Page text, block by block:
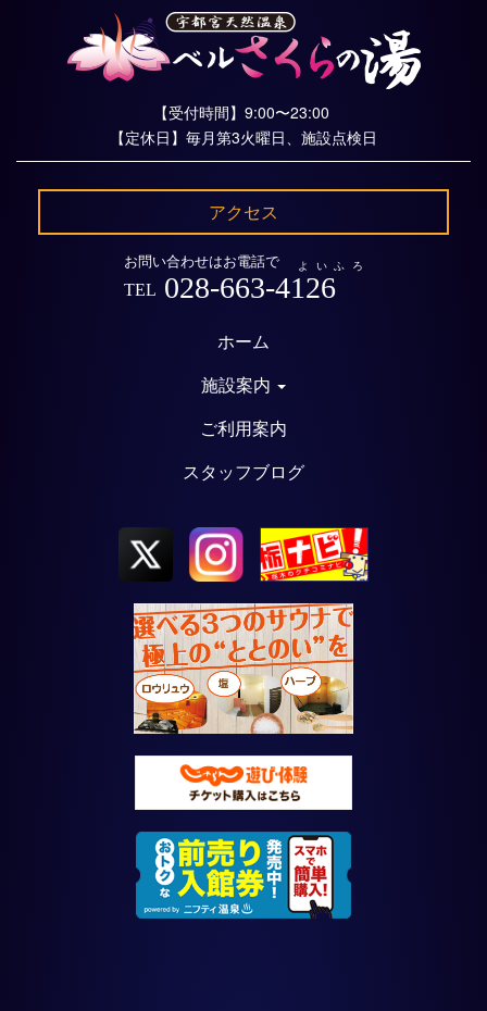
【受付時間】9:00〜23:00
【定休日】毎月第3火曜日、施設点検日
アクセス
お問い合わせはお電話で よいふろ
TEL 028-663-4126
ホーム
施設案内
ご利用案内
スタッフブログ